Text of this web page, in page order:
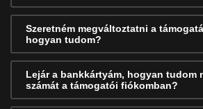
Szeretném megváltoztatni a
hogyan tudom?
Lejár a bankkártyám, hogyan tudom
számát a támogatói fiókomban?